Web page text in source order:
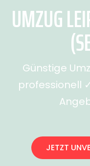
UMZUG
Günstige
professionell
JETZT